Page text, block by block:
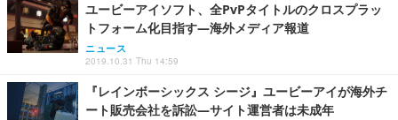
ユービーアイソフト、全PvPタイトルのクロスプラッ
トフォーム化目指す―海外メディア報道
ニュース
2019.10.31 Thu 14:59
『レインボーシックス シージ』ユービーアイが海外チ
ート販売会社を訴訟―サイト運営者は未成年